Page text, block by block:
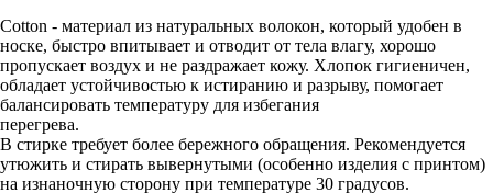
Cotton - материал из натуральных волокон, который удобен в
носке, быстро впитывает и отводит от тела влагу, хорошо
пропускает воздух и не раздражает кожу. Хлопок гигиеничен,
обладает устойчивостью к истиранию и разрыву, помогает
балансировать температуру для избегания
перегрева.
В стирке требует более бережного обращения. Рекомендуется
утюжить и стирать вывернутыми (особенно изделия с принтом)
на изнаночную сторону при температуре 30 градусов.